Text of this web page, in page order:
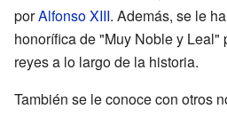
porAlfonso XIII. Además, se le
honorífica de "Muy Noble y Leal"
reyes a lo largo de la historia.
También se le conoce con otros